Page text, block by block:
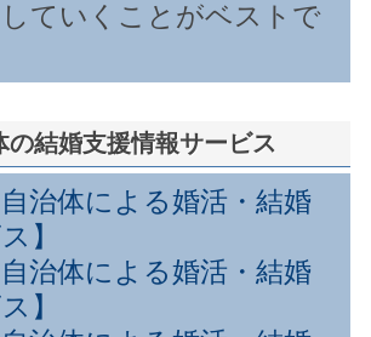
ていくことがベストで
の結婚支援情報サービス
自治体による婚活・結婚
】
自治体による婚活・結婚
】